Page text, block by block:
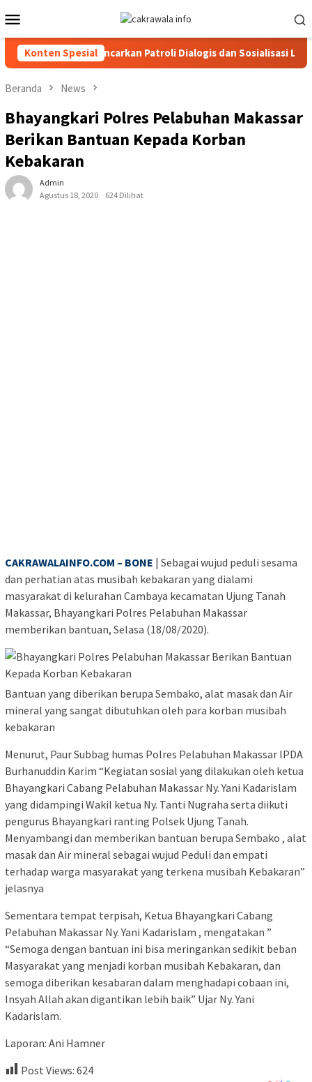
ke
kontenMobile
Konten Spesial
Utara Gencarkan Patroli Dialogis dan Sosialisasi Layanan
Beranda News
Bhayangkari Polres Pelabuhan Makassar
Berikan Bantuan Kepada Korban
Kebakaran
Admin
Agustus 18, 2020
624 Dilihat
CAKRAWALAINFO.COM – BONE | Sebagai wujud peduli sesama
dan perhatian atas musibah kebakaran yang dialami
masyarakat di kelurahan Cambaya kecamatan Ujung Tanah
Makassar, Bhayangkari Polres Pelabuhan Makassar
memberikan bantuan, Selasa (18/08/2020).
Bantuan yang diberikan berupa Sembako, alat masak dan Air
mineral yang sangat dibutuhkan oleh para korban musibah
kebakaran
Menurut, Paur Subbag humas Polres Pelabuhan Makassar IPDA
Burhanuddin Karim “Kegiatan sosial yang dilakukan oleh ketua
Bhayangkari Cabang Pelabuhan Makassar Ny. Yani Kadarislam
yang didampingi Wakil ketua Ny. Tanti Nugraha serta diikuti
pengurus Bhayangkari ranting Polsek Ujung Tanah.
Menyambangi dan memberikan bantuan berupa Sembako , alat
masak dan Air mineral sebagai wujud Peduli dan empati
terhadap warga masyarakat yang terkena musibah Kebakaran”
jelasnya
Sementara tempat terpisah, Ketua Bhayangkari Cabang
Pelabuhan Makassar Ny. Yani Kadarislam , mengatakan ”
“Semoga dengan bantuan ini bisa meringankan sedikit beban
Masyarakat yang menjadi korban musibah Kebakaran, dan
semoga diberikan kesabaran dalam menghadapi cobaan ini,
Insyah Allah akan digantikan lebih baik” Ujar Ny. Yani
Kadarislam.
Laporan: Ani Hamner
Post Views: 624